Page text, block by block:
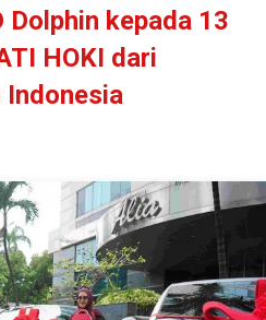
kepada 13
HOKI dari
Indonesia